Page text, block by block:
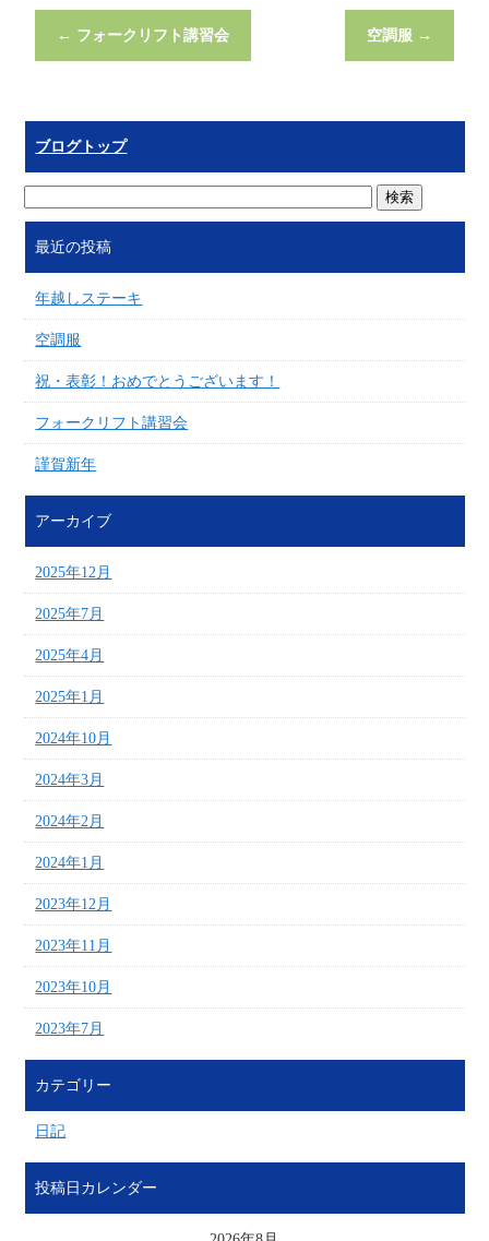
← フォークリフト講習会 空調服 →
ブログトップ
最近の投稿
年越しステーキ
空調服
祝・表彰！おめでとうございます！
フォークリフト講習会
謹賀新年
アーカイブ
2025年12月
2025年7月
2025年4月
2025年1月
2024年10月
2024年3月
2024年2月
2024年1月
2023年12月
2023年11月
2023年10月
2023年7月
カテゴリー
日記
投稿日カレンダー